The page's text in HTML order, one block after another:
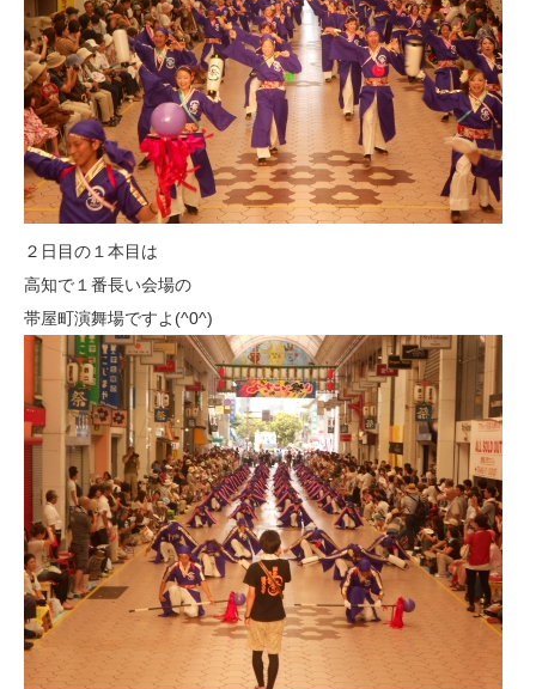
２日目の１本目は
高知で１番長い会場の
帯屋町演舞場ですよ(^0^)